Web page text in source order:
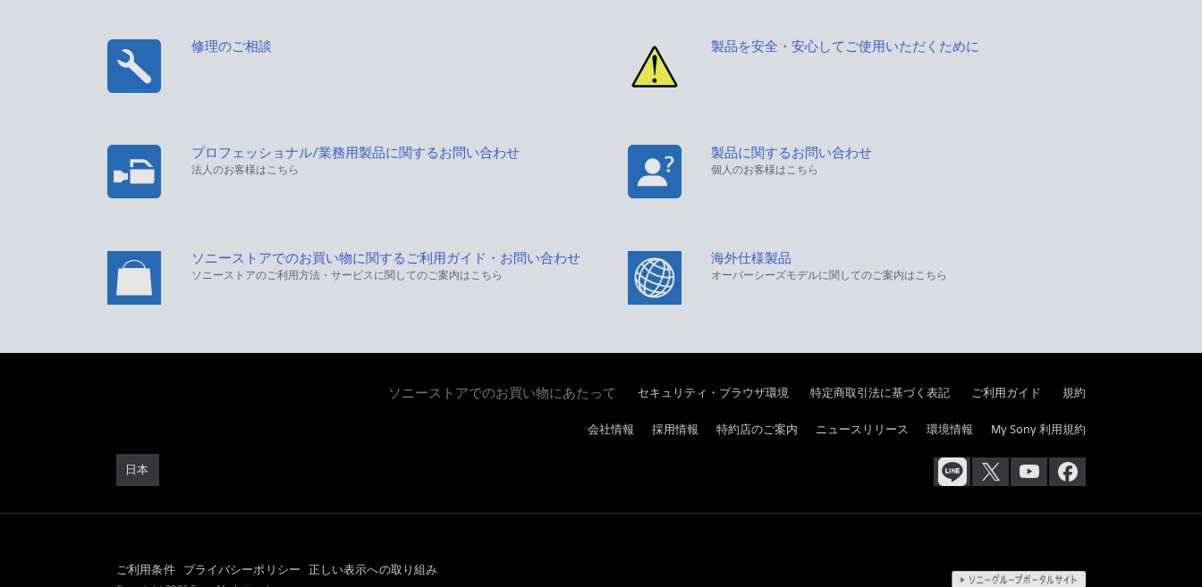
修理のご相談 製品を安全・安心してご使用いただくために
プロフェッショナル/業務用製品に関するお問い合わせ
法人のお客様はこちら
製品に関するお問い合わせ
個人のお客様はこちら
ソニーストアでのお買い物に関するご利用ガイド・お問い合わせ
ソニーストアのご利用方法・サービスに関してのご案内はこちら
海外仕様製品
オーバーシーズモデルに関してのご案内はこちら
ソニーストアでのお買い物にあたって セキュリティ・ブラウザ環境 特定商取引法に基づく表記 ご利用ガイド 規約
日本
会社情報 採用情報 特約店のご案内 ニュースリリース 環境情報 My Sony 利用規約
ご利用条件 プライバシーポリシー 正しい表示への取り組み